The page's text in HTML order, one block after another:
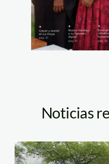
Noticias